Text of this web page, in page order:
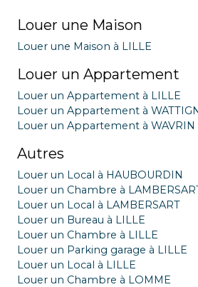
Louer une Maison
Louer une Maison à LILLE
Louer un Appartement
Louer un Appartement à LILLE
Louer un Appartement à
Louer un Appartement à WAVRIN
Autres
Louer un Local à HAUBOURDIN
Louer un Chambre à
Louer un Local à LAMBERSART
Louer un Bureau à LILLE
Louer un Chambre à LILLE
Louer un Parking garage à LILLE
Louer un Local à LILLE
Louer un Chambre à LOMME